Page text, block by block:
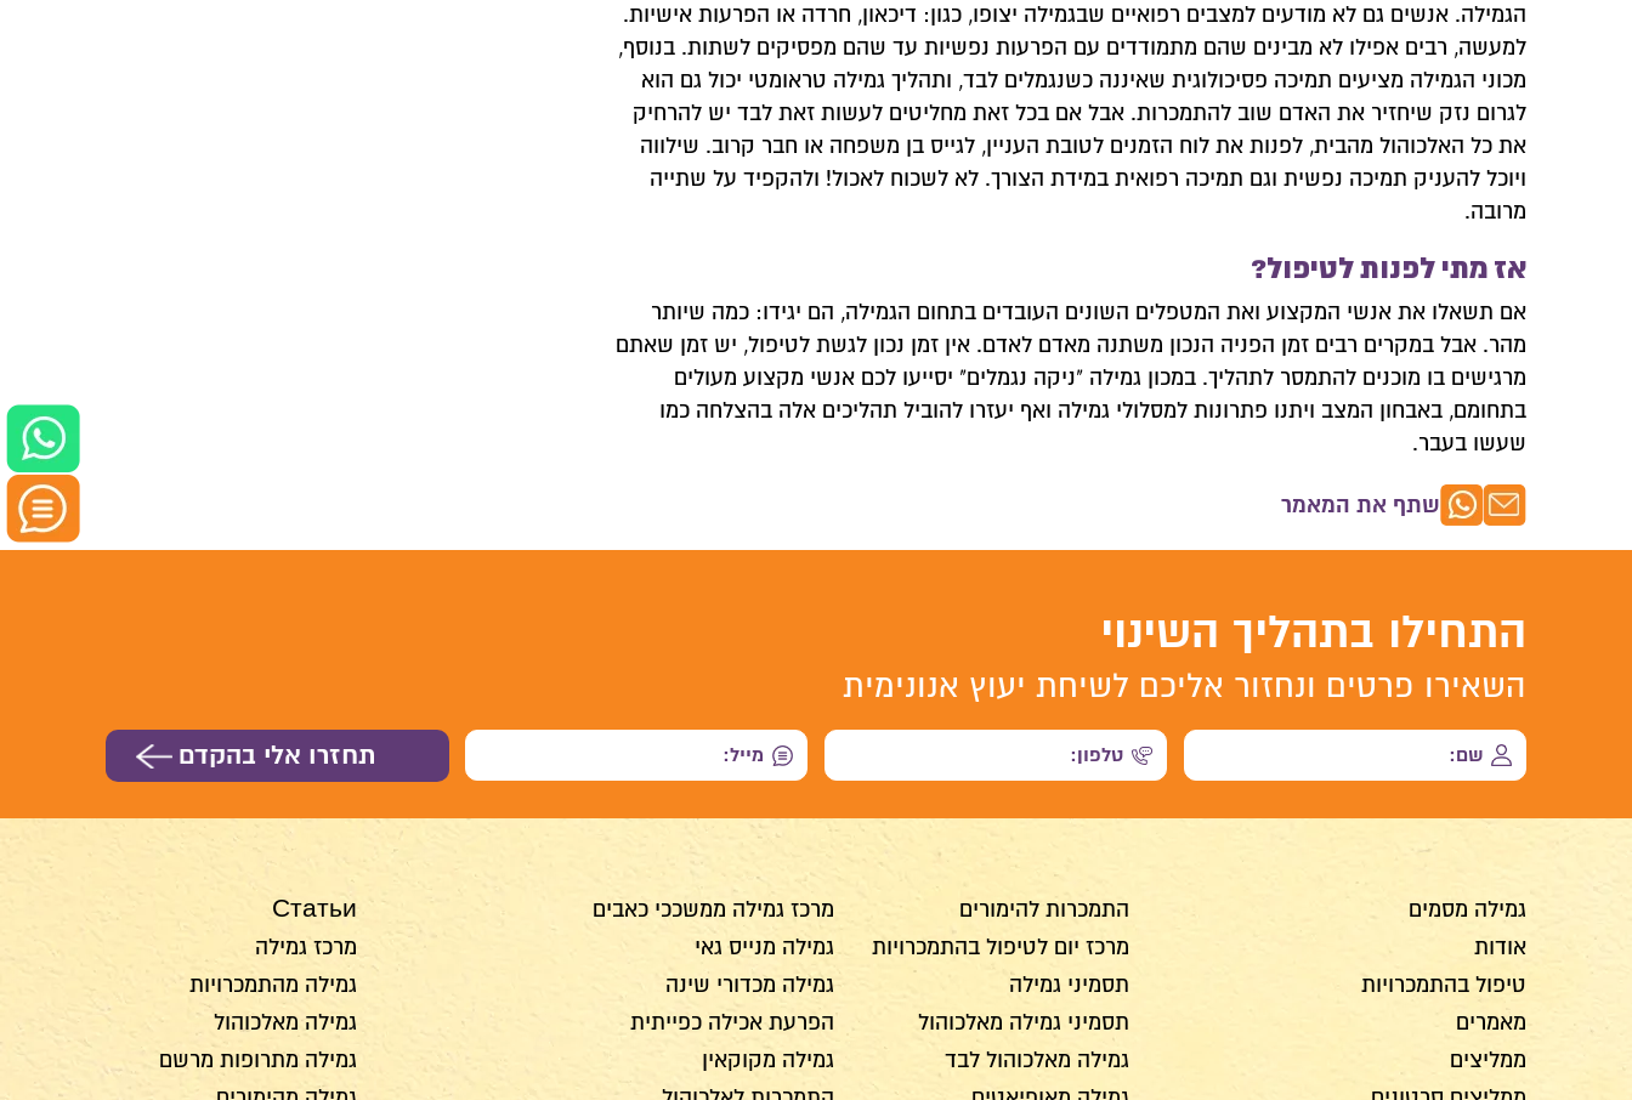
צרו איתנו קשר
השאירו פרטים ונחזור אליכם לשיחת יעוץ אנונימית
הגמילה. אנשים גם לא מודעים למצבים רפואיים שבגמילה יצופו, כגון: דיכאון, חרדה או הפרעות אישיות.
למעשה, רבים אפילו לא מבינים שהם מתמודדים עם הפרעות נפשיות עד שהם מפסיקים לשתות. בנוסף,
מכוני הגמילה מציעים תמיכה פסיכולוגית שאיננה כשנגמלים לבד, ותהליך גמילה טראומטי יכול גם הוא
לגרום נזק שיחזיר את האדם שוב להתמכרות. אבל אם בכל זאת מחליטים לעשות זאת לבד יש להרחיק
את כל האלכוהול מהבית, לפנות את לוח הזמנים לטובת העניין, לגייס בן משפחה או חבר קרוב. שילווה
ויוכל להעניק תמיכה נפשית וגם תמיכה רפואית במידת הצורך. לא לשכוח לאכול! ולהקפיד על שתייה
מרובה.
אז מתי לפנות לטיפול?
אם תשאלו את אנשי המקצוע ואת המטפלים השונים העובדים בתחום הגמילה, הם יגידו: כמה שיותר
מהר. אבל במקרים רבים זמן הפניה הנכון משתנה מאדם לאדם. אין זמן נכון לגשת לטיפול, יש זמן שאתם
מרגישים בו מוכנים להתמסר לתהליך. במכון גמילה "ניקה נגמלים" יסייעו לכם אנשי מקצוע מעולים
בתחומם, באבחון המצב ויתנו פתרונות למסלולי גמילה ואף יעזרו להוביל תהליכים אלה בהצלחה כמו
שעשו בעבר.
שתף את המאמר
התחילו בתהליך השינוי
השאירו פרטים ונחזור אליכם לשיחת יעוץ אנונימית
גמילה מסמים
אודות
טיפול בהתמכרויות
מאמרים
ממליצים
התמכרות להימורים
מרכז יום לטיפול בהתמכרויות
תסמיני גמילה
תסמיני גמילה מאלכוהול
גמילה מאלכוהול לבד
מרכז גמילה ממשככי כאבים
גמילה מנייס גאי
גמילה מכדורי שינה
הפרעת אכילה כפייתית
גמילה מקוקאין
Статьи
מרכז גמילה
גמילה מהתמכרויות
גמילה מאלכוהול
גמילה מתרופות מרשם